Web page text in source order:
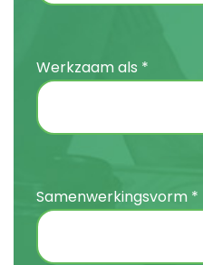
Werkzaam als *
Samenwerkingsvorm *